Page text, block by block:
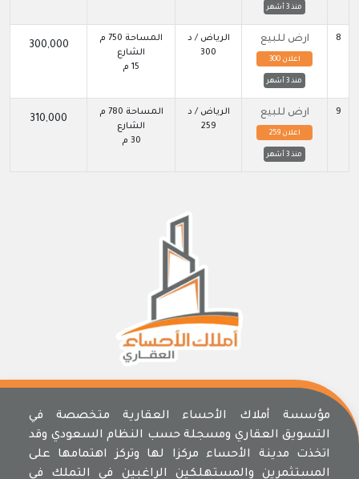
منذ 3 أشهر
8 ارض للبيع
اعلان 300
منذ 3 أشهر
الرياض / د
300
المساحة 750 م
الشارع
15 م
300,000
9 ارض للبيع
اعلان 259
منذ 3 أشهر
الرياض / د
259
المساحة 780 م
الشارع
30 م
310,000
مؤسسة أملاك الأحساء العقارية متخصصة في
التسويق العقاري ومسجلة حسب النظام السعودي وقد
اتخذت مدينة الأحساء مركزا لها وتركز اهتمامها على
المستثمرين والمستهلكين الراغبين في التملك في